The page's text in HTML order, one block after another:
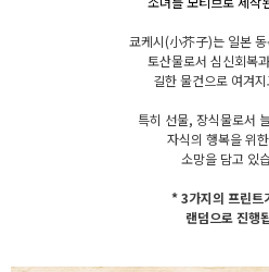
쿄케시(小芥子)는 일본
토산물로서 심신회복
길한 물건으로 여겨
특히 선물, 장식물로서
자식의 행복을 위
소망을 담고 있
* 3가지의 프린트
랜덤으로 진행